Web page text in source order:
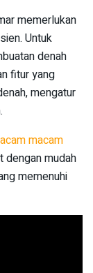
memerlukan
Untuk
denah
fitur yang
mengatur
macam
dengan mudah
memenuhi